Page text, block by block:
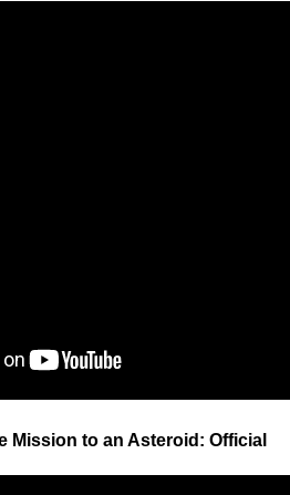
Mission to an Asteroid: Official